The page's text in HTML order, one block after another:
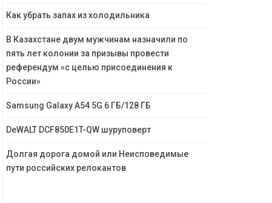
Как убрать запах из холодильника
В Казахстане двум мужчинам назначили по
пять лет колонии за призывы провести
референдум «с целью присоединения к
России»
Samsung Galaxy A54 5G 6 ГБ/128 ГБ
DeWALT DCF850E1T-QW шуруповерт
Долгая дорога домой или Неисповедимые
пути российских релокантов